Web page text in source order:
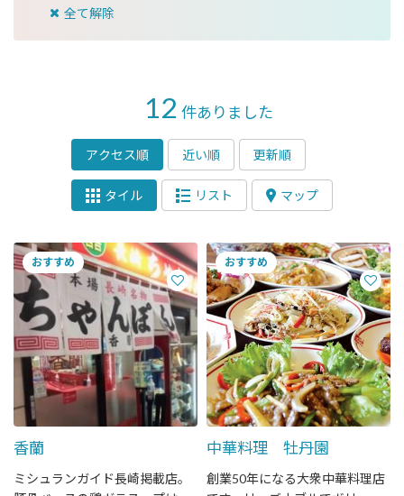
全て解除
12 件ありました
アクセス順 近い順 更新順
タイル リスト マップ
香蘭
ミシュランガイド長崎掲載店。
中華料理 牡丹園
創業50年になる大衆中華料理店